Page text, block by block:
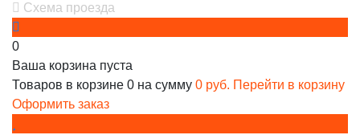
Схема проезда
0
Ваша корзина пуста
Товаров в корзине 0 на сумму 0 руб. Перейти в корзину
Оформить заказ